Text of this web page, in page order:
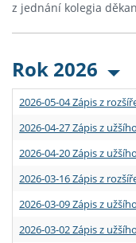
z jednání kolegia
Rok 2026
2026-05-04 Zápis z
2026-04-27 Zápis z
2026-04-20 Zápis z
2026-03-16 Zápis z
2026-03-09 Zápis z
2026-03-02 Zápis z